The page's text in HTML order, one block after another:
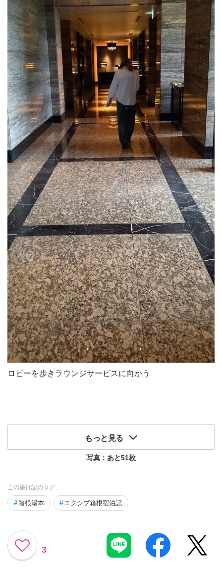
ロビーを歩きラウンジサービスに向かう
もっと見る
写真：あと51枚
この旅行記のタグ
#箱根湯本 # エクシブ箱根宿泊記
3